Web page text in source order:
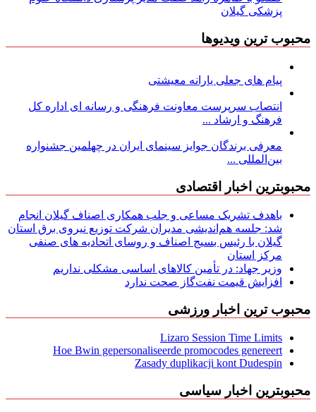
پزشکی گیلان
محبوب ترین ویدیوها
پیام های جعلی یارانه معیشتی
انتصاب سرپرست معاونت فرهنگی و رسانه ای اداره کل
فرهنگ و ارشاد ...
معرفی برندگان جوایز سینمای ایران در چهلمین جشنواره
بین‌المللی ...
محبوبترین اخبار اقتصادی
باهدف تشریک مساعی و جلب همکاری اصناف گیلان انجام
شد: جلسه هم‌اندیشی مدیران شركت توزیع نیروی برق استان
گیلان با رئیس بسیج اصناف و روسای اتحادیه های صنفی
مركز استان
وزیر جهاد: در تأمین کالاهای اساسی مشکلی نداریم
افزایش قیمت نفت‌گاز صحت ندارد
محبوب ترین اخبار ورزشی
Lizaro Session Time Limits
Hoe Bwin gepersonaliseerde promocodes genereert
Zasady duplikacji kont Dudespin
محبوبترین اخبار سیاسی